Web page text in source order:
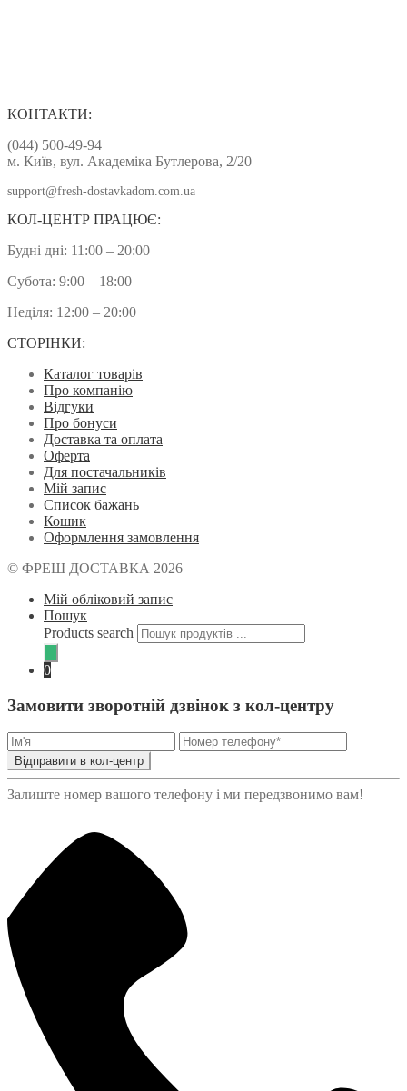
КОНТАКТИ:
(044) 500-49-94
м. Київ, вул. Академіка Бутлерова, 2/20
support@fresh-dostavkadom.com.ua
КОЛ-ЦЕНТР ПРАЦЮЄ:
Будні дні: 11:00 – 20:00
Субота: 9:00 – 18:00
Неділя: 12:00 – 20:00
СТОРІНКИ:
Каталог товарів
Про компанію
Відгуки
Про бонуси
Доставка та оплата
Оферта
Для постачальників
Мій запис
Список бажань
Кошик
Оформлення замовлення
© ФРЕШ ДОСТАВКА 2026
Мій обліковий запис
Пошук
Products search
0
Замовити зворотній дзвінок з кол-центру
Відправити в кол-центр
Залиште номер вашого телефону і ми передзвонимо вам!